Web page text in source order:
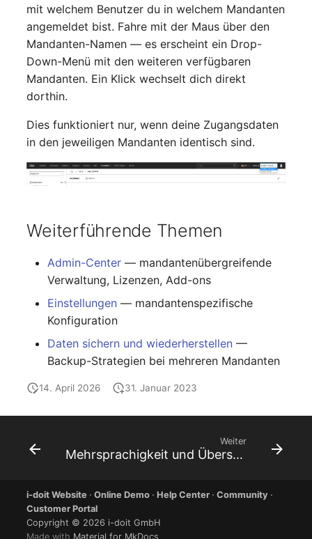
mit welchem Benutzer du in welchem Mandanten
angemeldet bist. Fahre mit der Maus über den
Mandanten-Namen — es erscheint ein Drop-
Down-Menü mit den weiteren verfügbaren
Mandanten. Ein Klick wechselt dich direkt
dorthin.
Dies funktioniert nur, wenn deine Zugangsdaten
in den jeweiligen Mandanten identisch sind.
Weiterführende Themen
Admin-Center — mandantenübergreifende
Verwaltung, Lizenzen, Add-ons
Einstellungen — mandantenspezifische
Konfiguration
Daten sichern und wiederherstellen —
Backup-Strategien bei mehreren Mandanten
14. April 2026 31. Januar 2023
Weiter
Mehrsprachigkeit und Übersetzungen
i-doit Website ·Online Demo · Help Center ·Community ·
Customer Portal
Copyright © 2026 i-doit GmbH
Made with Material for MkDocs